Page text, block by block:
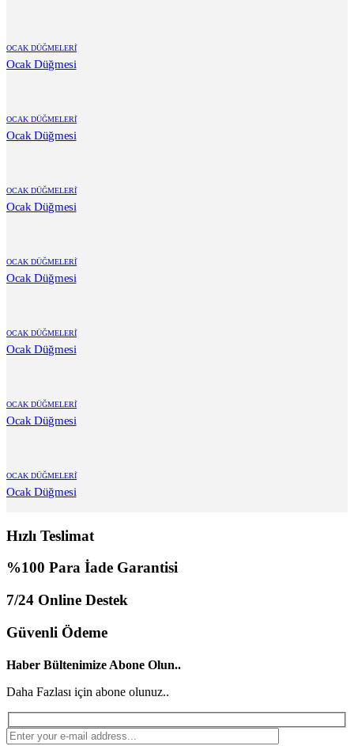
OCAK DÜĞMELERİ
Ocak Düğmesi
OCAK DÜĞMELERİ
Ocak Düğmesi
OCAK DÜĞMELERİ
Ocak Düğmesi
OCAK DÜĞMELERİ
Ocak Düğmesi
OCAK DÜĞMELERİ
Ocak Düğmesi
OCAK DÜĞMELERİ
Ocak Düğmesi
OCAK DÜĞMELERİ
Ocak Düğmesi
Hızlı Teslimat
%100 Para İade Garantisi
7/24 Online Destek
Güvenli Ödeme
Haber Bültenimize Abone Olun..
Daha Fazlası için abone olunuz..